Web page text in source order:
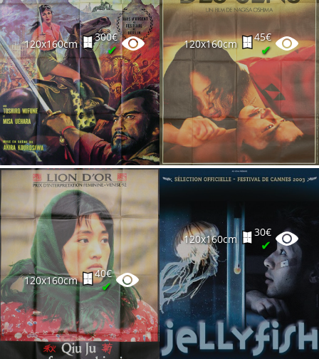
120x160cm
300€
✔ 120x160cm
45€
✔
120x160cm
40€
✔
120x160cm
30€
✔